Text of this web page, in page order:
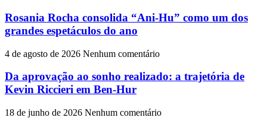
Rosania Rocha consolida “Ani-Hu” como um dos
grandes espetáculos do ano
4 de agosto de 2026 Nenhum comentário
Da aprovação ao sonho realizado: a trajetória de
Kevin Riccieri em Ben-Hur
18 de junho de 2026 Nenhum comentário